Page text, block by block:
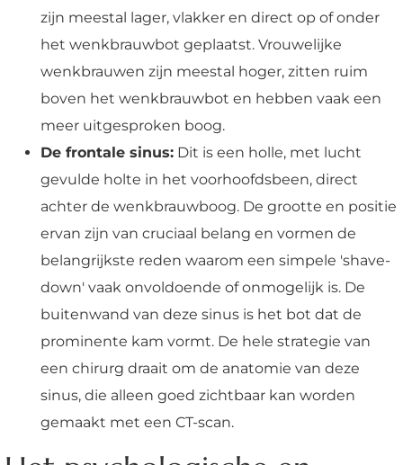
zijn meestal lager, vlakker en direct op of onder
het wenkbrauwbot geplaatst. Vrouwelijke
wenkbrauwen zijn meestal hoger, zitten ruim
boven het wenkbrauwbot en hebben vaak een
meer uitgesproken boog.
De frontale sinus: Dit is een holle, met lucht
gevulde holte in het voorhoofdsbeen, direct
achter de wenkbrauwboog. De grootte en positie
ervan zijn van cruciaal belang en vormen de
belangrijkste reden waarom een simpele 'shave-
down' vaak onvoldoende of onmogelijk is. De
buitenwand van deze sinus is het bot dat de
prominente kam vormt. De hele strategie van
een chirurg draait om de anatomie van deze
sinus, die alleen goed zichtbaar kan worden
gemaakt met een CT-scan.